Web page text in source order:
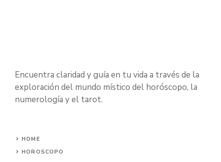
Encuentra claridad y guía en tu vida a través de la
exploración del mundo místico del horóscopo, la
numerología y el tarot.
HOME
HOROSCOPO